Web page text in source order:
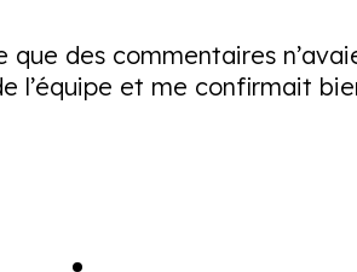
des commentaires
l’équipe et me confirmait